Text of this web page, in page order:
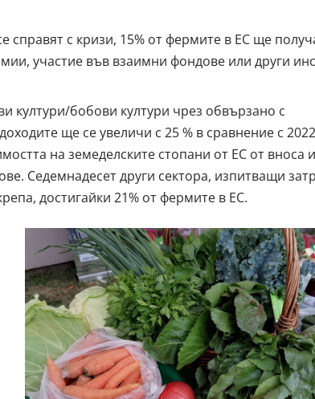
справят с кризи, 15% от фермите в ЕС ще
участие във взаимни фондове или други
култури/бобови култури чрез обвързано с
ще се увеличи с 25 % в сравнение с
на земеделските стопани от ЕС от вноса и
Седемнадесет други сектора, изпитващи
достигайки 21% от фермите в ЕС.